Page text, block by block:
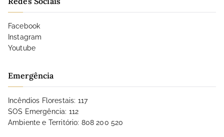
Facebook
Instagram
Youtube
Emergência
Incêndios Florestais: 117
SOS Emergência: 112
Ambiente e Território: 808 200 520